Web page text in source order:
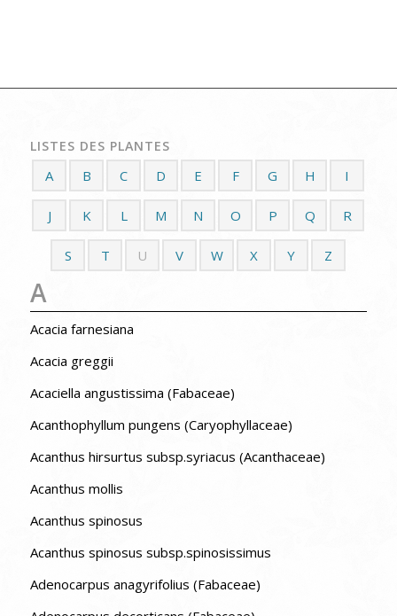
LISTES DES PLANTES
A B C D E F G H I
J K L M N O P Q R
S T U V W X Y Z
A
Acacia farnesiana
Acacia greggii
Acaciella angustissima (Fabaceae)
Acanthophyllum pungens (Caryophyllaceae)
Acanthus hirsurtus subsp.syriacus (Acanthaceae)
Acanthus mollis
Acanthus spinosus
Acanthus spinosus subsp.spinosissimus
Adenocarpus anagyrifolius (Fabaceae)